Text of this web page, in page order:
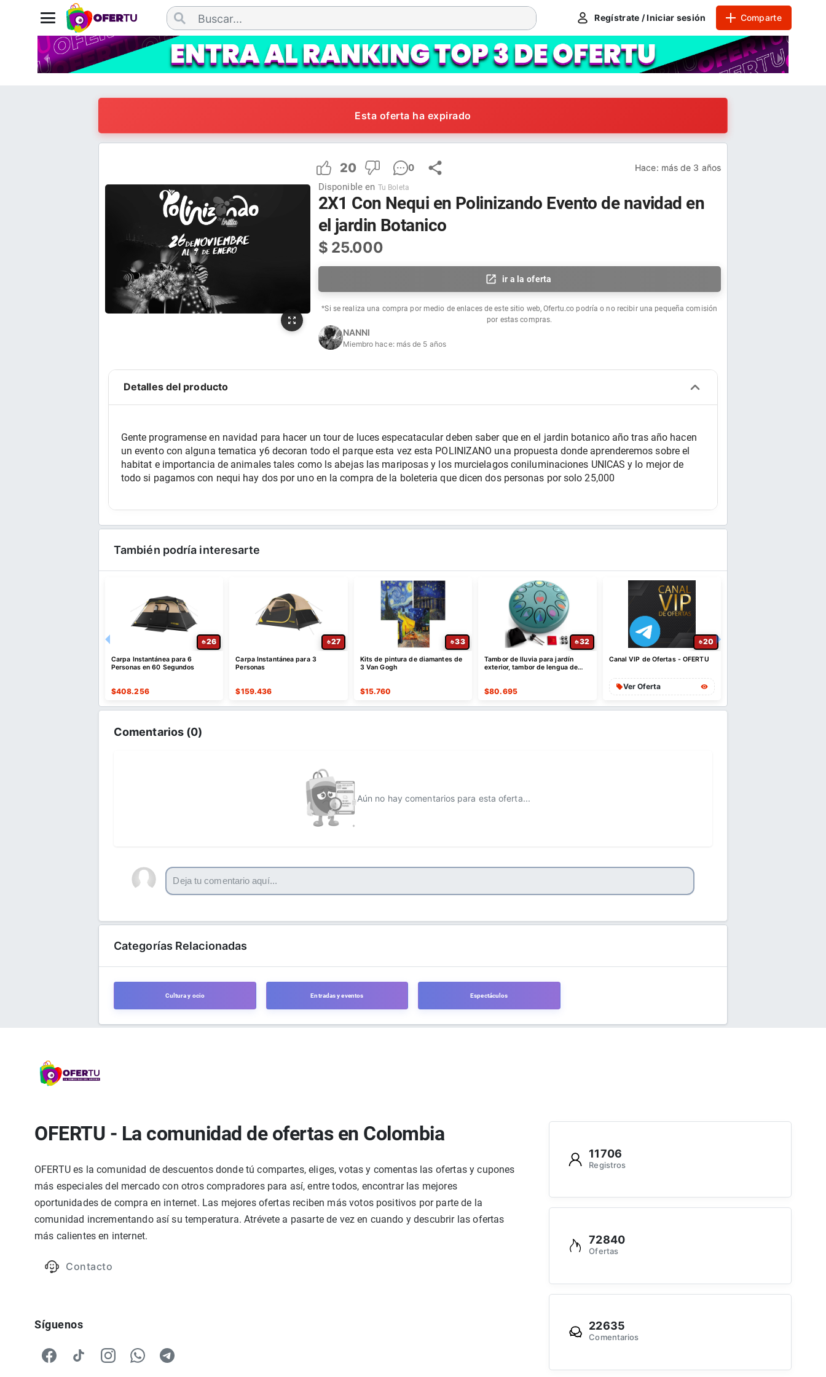
Regístrate / Iniciar sesión Comparte
Esta oferta ha expirado
20 0 Hace: más de 3 años
Disponible en Tu Boleta
2X1 Con Nequi en Polinizando Evento de navidad en
el jardin Botanico
$ 25.000
ir a la oferta
*Si se realiza una compra por medio de enlaces de este sitio web, Ofertu.co podría o no recibir una pequeña comisión
por estas compras.
NANNI
Miembro hace: más de 5 años
Detalles del producto
Gente programense en navidad para hacer un tour de luces especatacular deben saber que en el jardin botanico año tras año hacen
un evento con alguna tematica y6 decoran todo el parque esta vez esta POLINIZANO una propuesta donde aprenderemos sobre el
habitat e importancia de animales tales como ls abejas las mariposas y los murcielagos coniluminaciones UNICAS y lo mejor de
todo si pagamos con nequi hay dos por uno en la compra de la boleteria que dicen dos personas por solo 25,000
También podría interesarte
26
Carpa Instantánea para 6
Personas en 60 Segundos
$408.256
27
Carpa Instantánea para 3
Personas
$159.436
33
Kits de pintura de diamantes de
3 Van Gogh
$15.760
32
Tambor de lluvia para jardín
exterior, tambor de lengua de
$80.695
20
Canal VIP de Ofertas - OFERTU
Ver Oferta
Comentarios (0)
Aún no hay comentarios para esta oferta...
Categorías Relacionadas
Cultura y ocio Entradas y eventos Espectáculos
OFERTU - La comunidad de ofertas en Colombia
OFERTU es la comunidad de descuentos donde tú compartes, eliges, votas y comentas las ofertas y cupones
más especiales del mercado con otros compradores para así, entre todos, encontrar las mejores
oportunidades de compra en internet. Las mejores ofertas reciben más votos positivos por parte de la
comunidad incrementando así su temperatura. Atrévete a pasarte de vez en cuando y descubrir las ofertas
más calientes en internet.
Contacto
Síguenos
11706
Registros
72840
Ofertas
22635
Comentarios